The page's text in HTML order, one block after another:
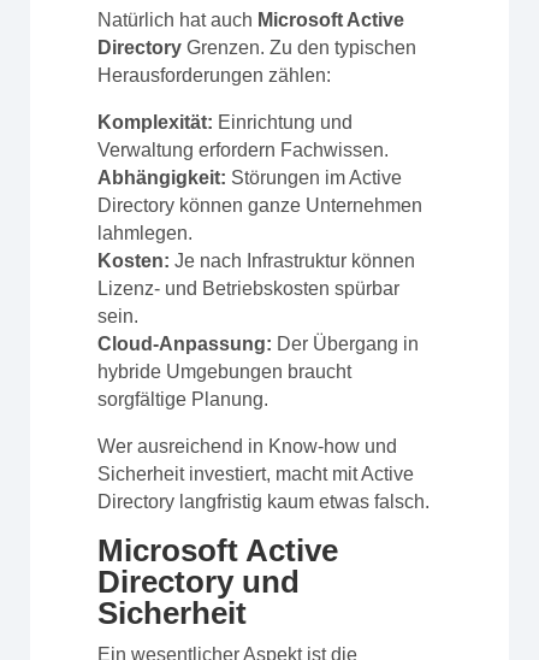
Natürlich hat auch Microsoft Active
DirectoryGrenzen. Zu den typischen
Herausforderungen zählen:
Komplexität: Einrichtung und
Verwaltung erfordern Fachwissen.
Abhängigkeit: Störungen im Active
Directory können ganze Unternehmen
lahmlegen.
Kosten: Je nach Infrastruktur können
Lizenz- und Betriebskosten spürbar
sein.
Cloud-Anpassung: Der Übergang in
hybride Umgebungen braucht
sorgfältige Planung.
Wer ausreichend in Know-how und
Sicherheit investiert, macht mit Active
Directory langfristig kaum etwas falsch.
Microsoft Active
Directory und
Sicherheit
Ein wesentlicher Aspekt ist die